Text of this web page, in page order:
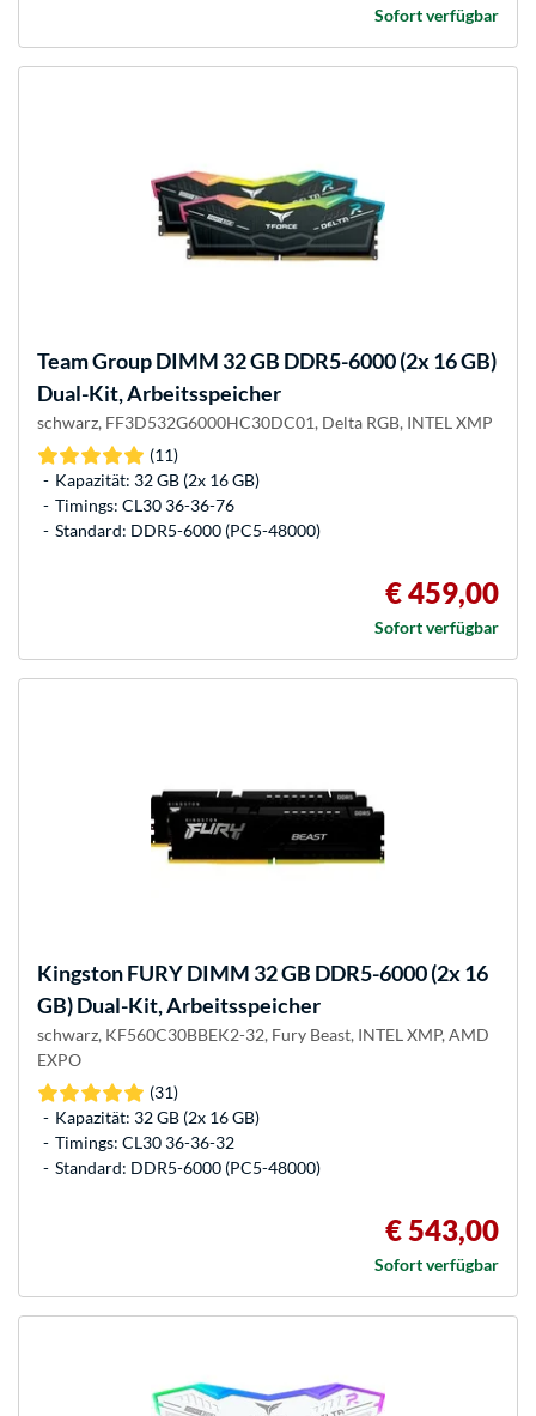
Sofort verfügbar
Team GroupDIMM 32 GB DDR5-6000 (2x 16 GB)
Dual-Kit, Arbeitsspeicher
schwarz, FF3D532G6000HC30DC01, Delta RGB, INTEL XMP
(11)
Kapazität: 32 GB (2x 16 GB)
Timings: CL30 36-36-76
Standard: DDR5-6000 (PC5-48000)
€ 459,00
Sofort verfügbar
Kingston FURYDIMM 32 GB DDR5-6000 (2x 16
GB) Dual-Kit, Arbeitsspeicher
schwarz, KF560C30BBEK2-32, Fury Beast, INTEL XMP, AMD
EXPO
(31)
Kapazität: 32 GB (2x 16 GB)
Timings: CL30 36-36-32
Standard: DDR5-6000 (PC5-48000)
€ 543,00
Sofort verfügbar